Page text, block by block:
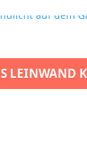
LEINWAND